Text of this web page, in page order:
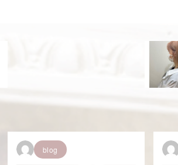
blog